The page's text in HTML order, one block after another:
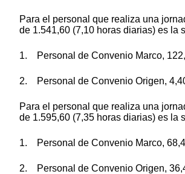
Para el personal que realiza una
de 1.541,60 (7,10 horas diarias) es la
1. Personal de Convenio Marco,
2. Personal de Convenio Origen,
Para el personal que realiza una
de 1.595,60 (7,35 horas diarias) es la
1. Personal de Convenio Marco,
2. Personal de Convenio Origen,